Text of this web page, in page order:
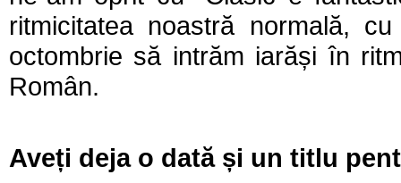
ritmicitatea noastră normală,
octombrie să intrăm iarăși în
Român.
Aveți deja o dată și un titlu